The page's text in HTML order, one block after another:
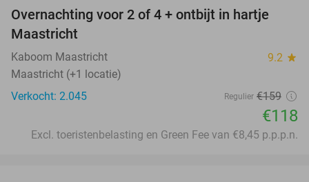
26%
Overnachting voor 2 of 4 + ontbijt in hartje
Maastricht
Kaboom Maastricht 9.2 star
Maastricht (+1 locatie)
Verkocht: 2.045
Regulier €159
€118
Excl. toeristenbelasting en Green Fee van €8,45 p.p.p.n.